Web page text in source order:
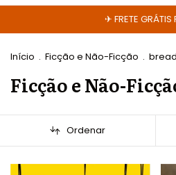
✈ FRETE GRÁTIS PARA
Início . Ficção e Não-Ficção .
Ficção e Não-
Ordenar